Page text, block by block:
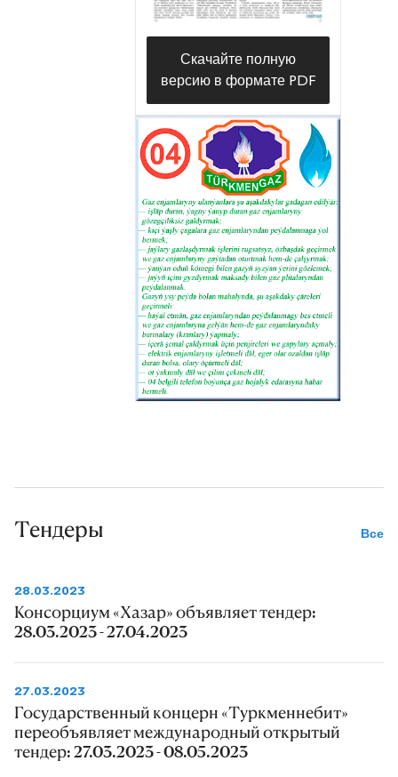
Скачайте полную
версию в формате PDF
Тендеры Все
28.03.2023
Консорциум «Хазар» объявляет тендер:
28.03.2023 - 27.04.2023
27.03.2023
Государственный концерн «Туркменнебит»
переобъявляет международный открытый
тендер: 27.03.2023 - 08.05.2023